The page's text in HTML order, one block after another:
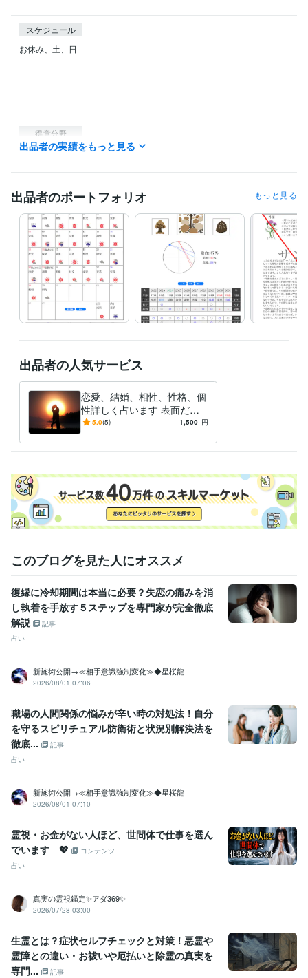
スケジュール
お休み、土、日
得意分野
占い 性格診断、個性分析
出品者の実績をもっと見る
出品者のポートフォリオ もっと見る
出品者の人気サービス
恋愛、結婚、相性、性格、個
性詳しく占います 表面だけ
ではわからない本当の自分自
5.0(5) 1,500 円
このブログを見た人にオススメ
復縁に冷却期間は本当に必要？失恋の痛みを消
し執着を手放す５ステップを専門家が完全徹底
解説
記事
占い
新施術公開→≪相手意識強制変化≫◆星桜龍
2026/08/01 07:06
職場の人間関係の悩みが辛い時の対処法！自分
を守るスピリチュアル防衛術と状況別解決法を
徹底...
記事
占い
新施術公開→≪相手意識強制変化≫◆星桜龍
2026/08/01 07:10
霊視・お金がない人ほど、世間体で仕事を選ん
でいます 💖
コンテンツ
占い
真実の霊視鑑定✨アダ369✨
2026/07/28 03:00
生霊とは？症状セルフチェックと対策！悪霊や
霊障との違い・お祓いや厄払いと除霊の真実を
専門...
記事